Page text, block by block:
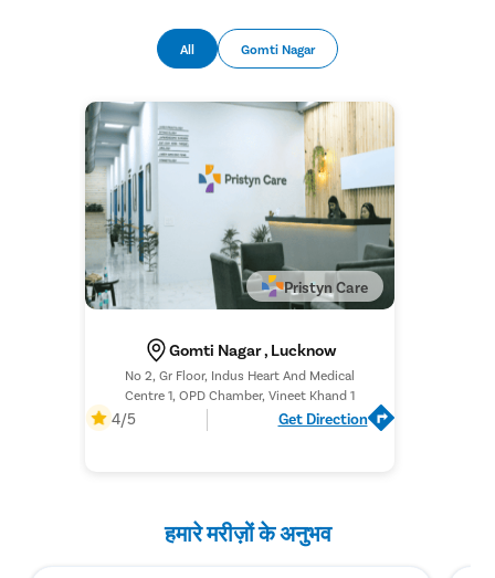
All Gomti Nagar
Pristyn Care
Gomti Nagar , Lucknow
No 2, Gr Floor, Indus Heart And Medical
Centre 1, OPD Chamber, Vineet Khand 1
4/5 Get Direction
हमारे मरीज़ों के अनुभव